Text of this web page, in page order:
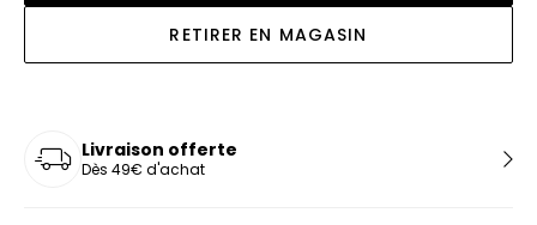
RETIRER EN MAGASIN
Livraison offerte
Dès 49€ d'achat